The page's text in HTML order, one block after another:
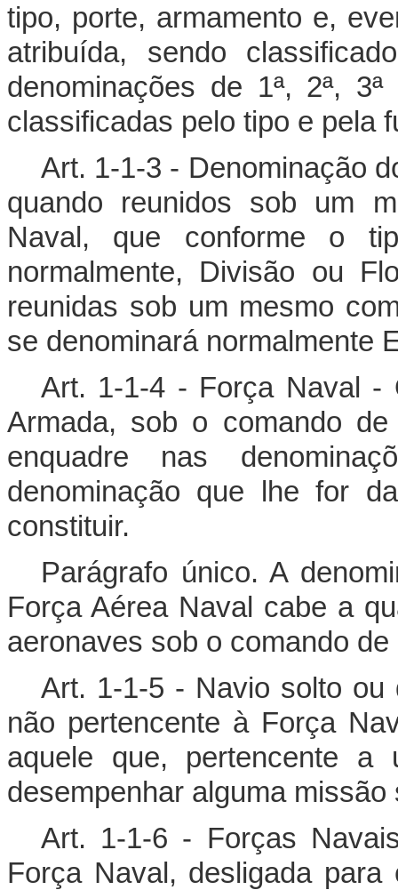
tipo, porte, armamento e,
atribuída, sendo
denominações de 1ª, 2ª,
classificadas pelo tipo e pela
Art. 1-1-3 - Denominação
quando reunidos sob um
Naval, que conforme o
normalmente, Divisão ou
reunidas sob um mesmo
se denominará normalmente
Art. 1-1-4 - Força Naval -
Armada, sob o comando
enquadre nas
denominação que lhe for
constituir.
Parágrafo único. A
Força Aérea Naval cabe a
aeronaves sob o comando
Art. 1-1-5 - Navio solto ou
não pertencente à Força
aquele que, pertencente
desempenhar alguma
Art. 1-1-6 - Forças
Força Naval, desligada para